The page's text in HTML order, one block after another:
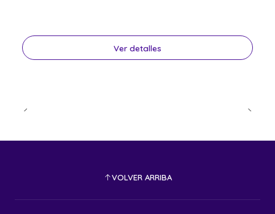
Ver detalles
VOLVER ARRIBA